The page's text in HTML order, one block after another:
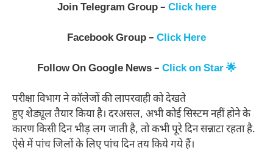
Join Telegram Group – Click here
Facebook Group – Click Here
Follow On Google News – Click on Star 🌟
परीक्षा विभाग ने कॉलेजों की लापरवाही को देखते
हुए शेड्यूल तैयार किया है। दरअसल, अभी कोई सिस्टम नहीं होने के
कारण किसी दिन भीड़ लग जाती है, तो कभी पूरे दिन सन्नाटा रहता है.
ऐसे में पांच जिलों के लिए पांच दिन तय किये गये हैं।